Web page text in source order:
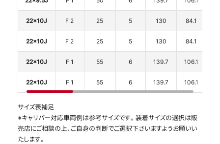
22x10J F 2 25 5 130 84.1
22x10J F 2 25 5 130 84.1
22x10J F 1 55 6 139.7 106.1
22x10J F 1 55 6 139.7 106.1
サイズ表補足
※キャリパー対応車両例は参考サイズです。装着サイズの選択は販
売店にご相談の上、ご自身の判断でご選択下さいますようお願いい
たします。